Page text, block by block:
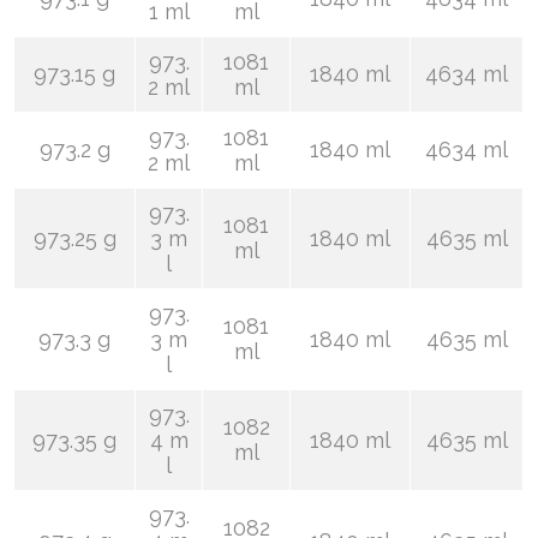
1 ml ml
973.15 g
973.
2 ml
1081
ml
1840 ml 4634 ml
973.2 g
973.
2 ml
1081
ml
1840 ml 4634 ml
973.25 g
973.
3 m
l
1081
ml
1840 ml 4635 ml
973.3 g
973.
3 m
l
1081
ml
1840 ml 4635 ml
973.35 g
973.
4 m
l
1082
ml
1840 ml 4635 ml
973.
1082